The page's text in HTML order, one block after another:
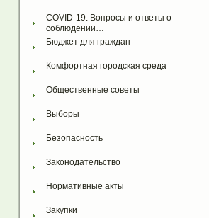
COVID-19. Вопросы и ответы о
соблюдении…
Бюджет для граждан
Комфортная городская среда
Общественные советы
Выборы
Безопасность
Законодательство
Нормативные акты
Закупки